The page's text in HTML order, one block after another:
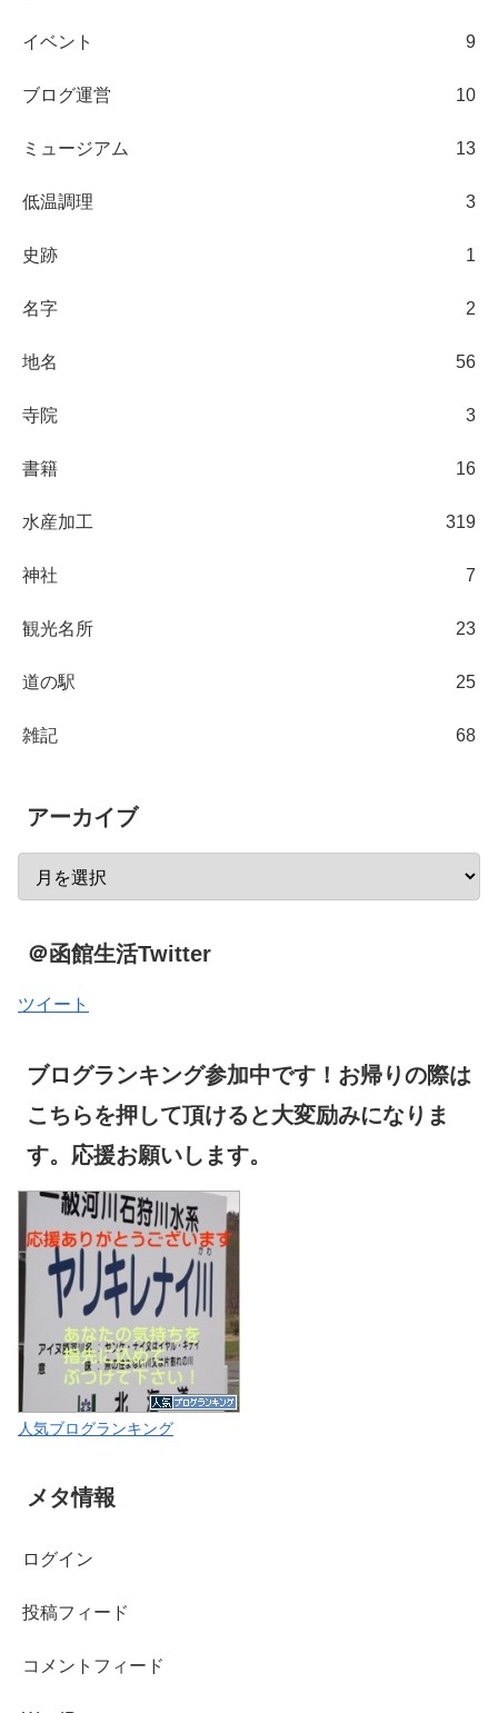
イベント 9
ブログ運営 10
ミュージアム 13
低温調理 3
史跡 1
名字 2
地名 56
寺院 3
書籍 16
水産加工 319
神社 7
観光名所 23
道の駅 25
雑記 68
アーカイブ
＠函館生活Twitter
ツイート
ブログランキング参加中です！お帰りの際は
こちらを押して頂けると大変励みになりま
す。応援お願いします。
人気ブログランキング
メタ情報
ログイン
投稿フィード
コメントフィード